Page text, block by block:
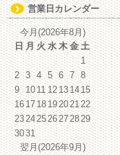
カ
イ
ブ
営業日カレンダー
今月(2026年8月)
日 月 火 水 木 金 土
1
2 3 4 5 6 7 8
9 1011 12131415
16171819202122
23242526272829
3031
翌月(2026年9月)